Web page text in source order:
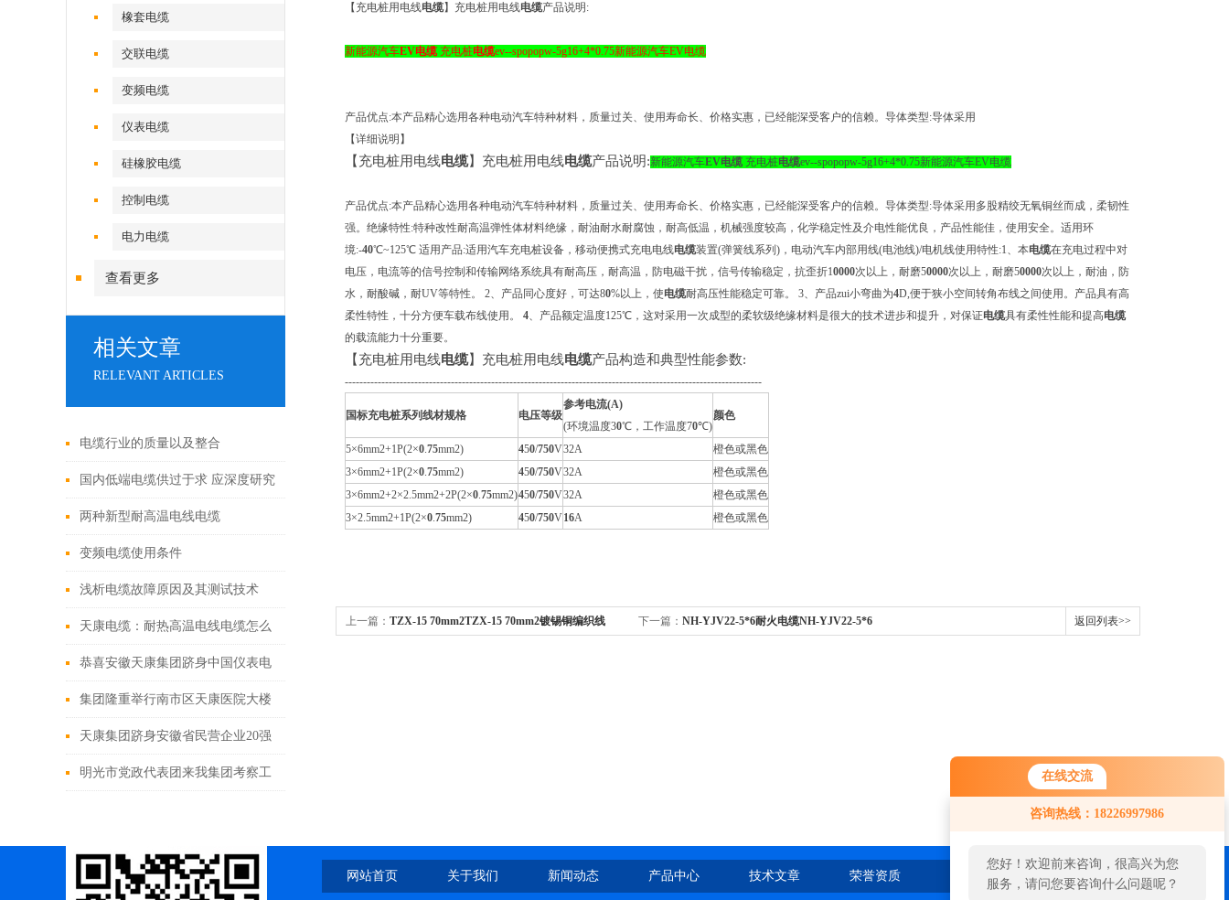
在线交流
咨询热线：18226997986
您好！欢迎前来咨询，很高兴为您
服务，请问您要咨询什么问题呢？
橡套电缆
交联电缆
变频电缆
仪表电缆
硅橡胶电缆
控制电缆
电力电缆
查看更多
相关文章
RELEVANT ARTICLES
电缆行业的质量以及整合
国内低端电缆供过于求 应深度研究
特种电缆
两种新型耐高温电线电缆
变频电缆使用条件
浅析电缆故障原因及其测试技术
天康电缆：耐热高温电线电缆怎么
选择?
恭喜安徽天康集团跻身中国仪表电
缆50强
集团隆重举行南市区天康医院大楼
封顶仪式
天康集团跻身安徽省民营企业20强
明光市党政代表团来我集团考察工
【充电桩用电线电缆】充电桩用电线电缆产品说明:
新能源汽车EV电缆 充电桩电缆ev--spopopw-5g16+4*0.75新能源汽车EV电缆
产品优点:本产品精心选用各种电动汽车特种材料，质量过关、使用寿命长、价格实惠，已经能深受客户的信赖。导体类型:导体采用
【详细说明】
【充电桩用电线电缆】充电桩用电线电缆产品说明:新能源汽车EV电缆 充电桩电缆ev--spopopw-5g16+4*0.75新能源汽车EV电缆
产品优点:本产品精心选用各种电动汽车特种材料，质量过关、使用寿命长、价格实惠，已经能深受客户的信赖。导体类型:导体采用多股精绞无氧铜丝而成，柔韧性
强。绝缘特性:特种改性耐高温弹性体材料绝缘，耐油耐水耐腐蚀，耐高低温，机械强度较高，化学稳定性及介电性能优良，产品性能佳，使用安全。适用环
境:-40℃~125℃ 适用产品:适用汽车充电桩设备，移动便携式充电电线电缆装置(弹簧线系列)，电动汽车内部用线(电池线)/电机线使用特性:1、本电缆在充电过程中对
电压，电流等的信号控制和传输网络系统具有耐高压，耐高温，防电磁干扰，信号传输稳定，抗歪折10000次以上，耐磨50000次以上，耐磨50000次以上，耐油，防
水，耐酸碱，耐UV等特性。 2、产品同心度好，可达80%以上，使电缆耐高压性能稳定可靠。 3、产品zui小弯曲为4D,便于狭小空间转角布线之间使用。产品具有高
柔性特性，十分方便车载布线使用。 4、产品额定温度125℃，这对采用一次成型的柔软级绝缘材料是很大的技术进步和提升，对保证电缆具有柔性性能和提高电缆
的载流能力十分重要。
【充电桩用电线电缆】充电桩用电线电缆产品构造和典型性能参数:
------------------------------------------------------------------------------------------------------------------
国标充电桩系列线材规格 电压等级
参考电流(A)
(环境温度30℃，工作温度70℃)
颜色
5×6mm2+1P(2×0.75mm2) 450/750V32A
橙色或黑色
3×6mm2+1P(2×0.75mm2) 450/750V32A
橙色或黑色
3×6mm2+2×2.5mm2+2P(2×0.75mm2)450/750V32A
橙色或黑色
3×2.5mm2+1P(2×0.75mm2) 450/750V16A 橙色或黑色
上一篇： TZX-15 70mm2TZX-15 70mm2镀锡铜编织线 下一篇： NH-YJV22-5*6耐火电缆NH-YJV22-5*6 返回列表>>
网站首页 关于我们 新闻动态 产品中心 技术文章 荣誉资质 在线留言 联系我们